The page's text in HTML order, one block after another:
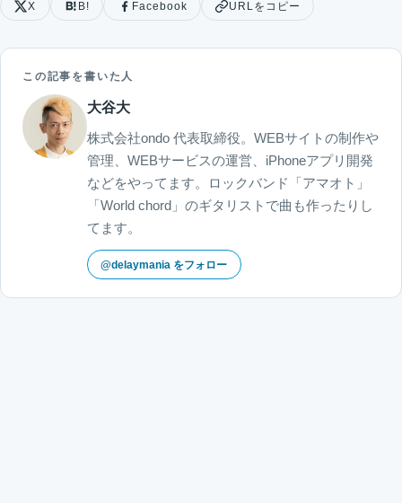
X B! Facebook URLをコピー
この記事を書いた人
大谷大
株式会社ondo 代表取締役。WEBサイトの制作や
管理、WEBサービスの運営、iPhoneアプリ開発
などをやってます。ロックバンド「アマオト」
「World chord」のギタリストで曲も作ったりし
てます。
@delaymania をフォロー